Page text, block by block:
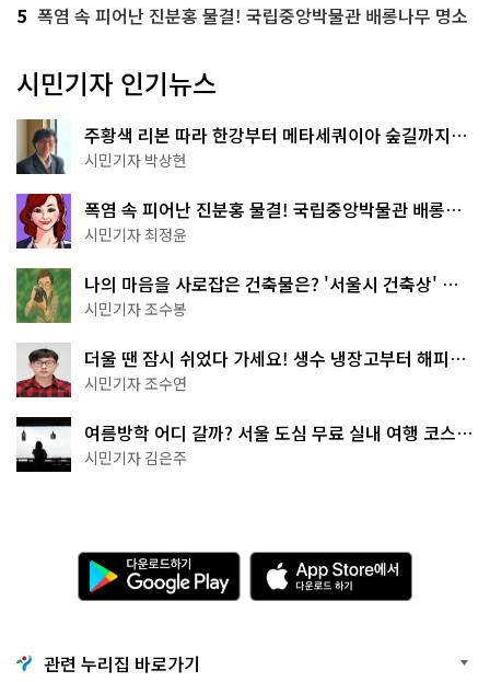
5 폭염 속 피어난 진분홍 물결! 국립중앙박물관 배롱나무 명소
시민기자 인기뉴스
주황색 리본 따라 한강부터 메타세쿼이아 숲길까지…
서울둘레길 15코스
시민기자 박상현
폭염 속 피어난 진분홍 물결! 국립중앙박물관 배롱나
무 명소
시민기자 최정윤
나의 마음을 사로잡은 건축물은? '서울시 건축상' 수
상작 공개!
시민기자 조수봉
더울 땐 잠시 쉬었다 가세요! 생수 냉장고부터 해피소
·무더위쉼터까지
시민기자 조수연
여름방학 어디 갈까? 서울 도심 무료 실내 여행 코스
추천
시민기자 김은주
다
운
로
기
G
A
p
p
관련 누리집 바로가기